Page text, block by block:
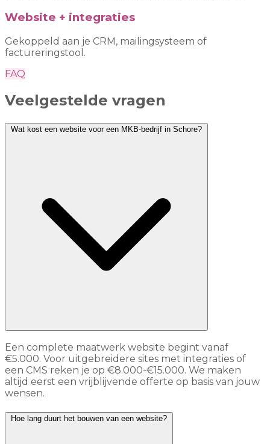
Website + integraties
Gekoppeld aan je CRM, mailingsysteem of
factureringstool.
FAQ
Veelgestelde vragen
Wat kost een website voor een MKB-bedrijf in Schore?
Een complete maatwerk website begint vanaf
€5.000. Voor uitgebreidere sites met integraties of
een CMS reken je op €8.000-€15.000. We maken
altijd eerst een vrijblijvende offerte op basis van jouw
wensen.
Hoe lang duurt het bouwen van een website?